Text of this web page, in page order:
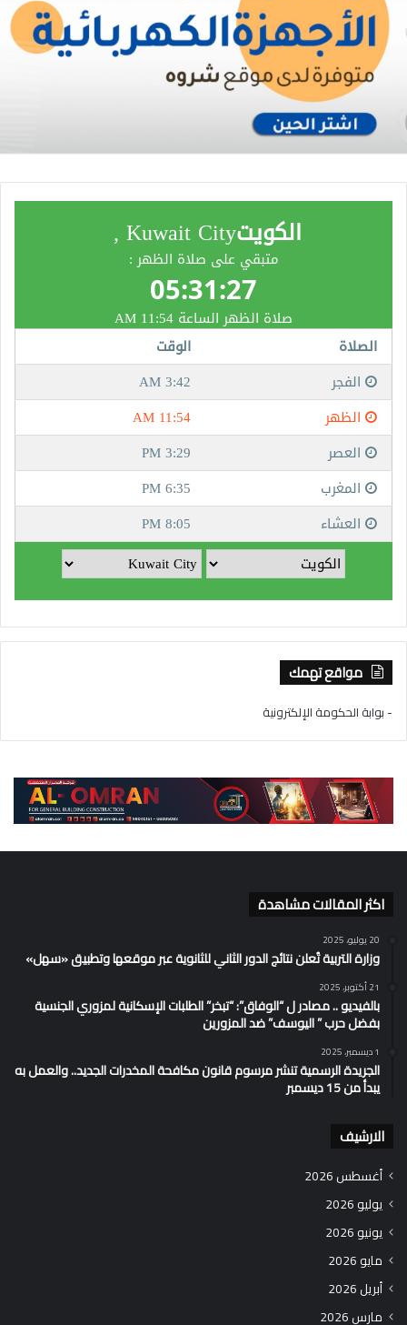
مواقع تهمك
- بوابة الحكومة الإلكترونية
اكثر المقالات مشاهدة
20 يوليو، 2025
وزارة التربية تُعلن نتائج الدور الثاني للثانوية عبر موقعها وتطبيق «سهل»
21 أكتوبر، 2025
بالفيديو .. مصادر ل “الوفاق”: “تبخر” الطلبات الإسكانية لمزوري الجنسية
بفضل حرب ” اليوسف” ضد المزورين
1 ديسمبر، 2025
الجريدة الرسمية تنشر مرسوم قانون مكافحة المخدرات الجديد.. والعمل به
يبدأ من 15 ديسمبر
الارشيف
أغسطس 2026
يوليو 2026
يونيو 2026
مايو 2026
أبريل 2026
مارس 2026